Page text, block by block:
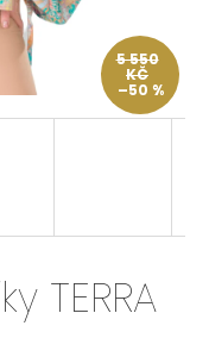
TERRA
5 550
KČ
–50 %